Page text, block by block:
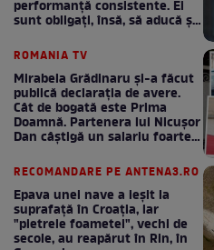
performanță consistente. Ei
sunt obligați, însă, să aducă și
ROMANIA TV
Mirabela Grădinaru și-a făcut
publică declarația de avere.
Cât de bogată este Prima
Doamnă. Partenera lui Nicușor
Dan câștigă un salariu foarte
RECOMANDARE PE ANTENA3.RO
Epava unei nave a ieșit la
suprafață în Croația, iar
"pietrele foametei", vechi de
secole, au reapărut în Rin, în